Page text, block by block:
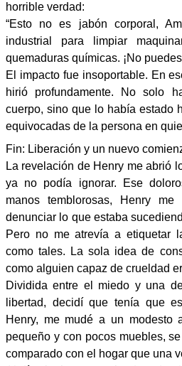
horrible verdad:
“Esto no es jabón corporal,
industrial para limpiar
quemaduras químicas. ¡No
El impacto fue insoportable. En
hirió profundamente. No solo
cuerpo, sino que lo había estado
equivocadas de la persona en
Fin: Liberación y un nuevo
La revelación de Henry me abrió
ya no podía ignorar. Ese
manos temblorosas, Henry
denunciar lo que estaba
Pero no me atrevía a etiquetar
como tales. La sola idea de
como alguien capaz de crueldad
Dividida entre el miedo y una
libertad, decidí que tenía que
Henry, me mudé a un modesto
pequeño y con pocos muebles,
comparado con el hogar que una